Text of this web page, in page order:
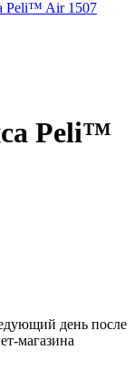
Peli™
день после
магазина